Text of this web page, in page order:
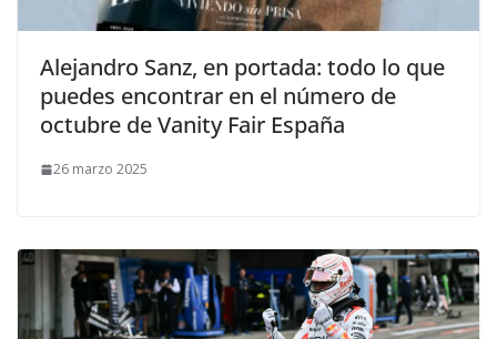
​Alejandro Sanz, en portada: todo lo que
puedes encontrar en el número de
octubre de Vanity Fair España
26 marzo 2025